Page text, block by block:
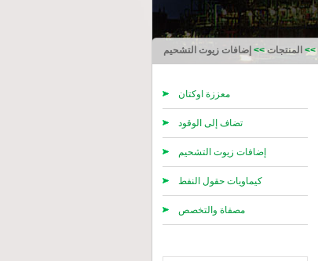
>> المنتجات>> إضافات زيوت التشحيم
معززة اوكتان
تضاف إلى الوقود
إضافات زيوت التشحيم
كيماويات حقول النفط
مصفاة والتخصص